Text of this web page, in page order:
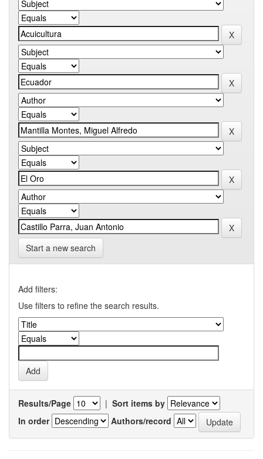
Start a new search
Add filters:
Use filters to refine the search results.
Results/Page | Sort items by
In order
Authors/record